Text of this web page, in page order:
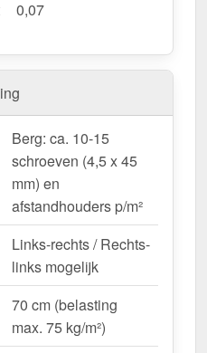
er rekening wordt
van de platen.
nodig zijn, kan de
ingekort door
| 76/18 – Snelle
garantie!
op maat gemaakt - bestel
levering!
herroepingsrecht uitgezonderd
0,07
Berg: ca. 10-15
schroeven (4,5 x 45
mm) en
afstandhouders p/m²
Links-rechts / Rechts-
links mogelijk
70 cm (belasting
max. 75 kg/m²)